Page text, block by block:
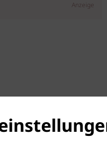
Anzeige